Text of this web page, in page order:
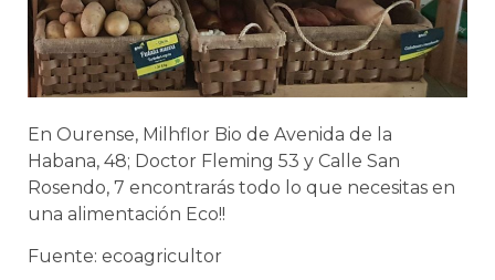
En Ourense, Milhflor Bio de Avenida de la
Habana, 48; Doctor Fleming 53 y Calle San
Rosendo, 7 encontrarás todo lo que necesitas en
una alimentación Eco!!
Fuente: ecoagricultor